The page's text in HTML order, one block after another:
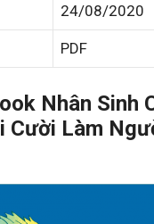
24/08/2020
PDF
Nhân Sinh
Cười Làm